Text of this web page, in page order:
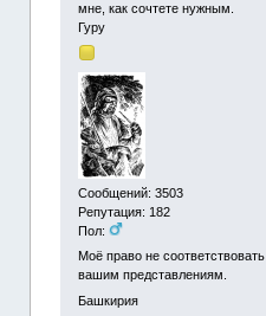
мне, как сочтете нужным.
Гуру
Сообщений: 3503
Репутация: 182
Пол:
Моё право не соответствовать
вашим представлениям.
Башкирия